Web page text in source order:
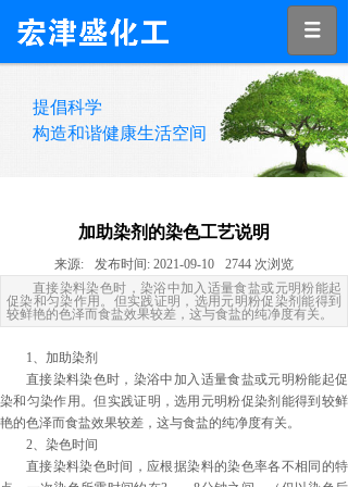
提倡科学
构造和谐健康生活空间
加助染剂的染色工艺说明
来源: 发布时间: 2021-09-10 2744 次浏览
直接染料染色时，染浴中加入适量食盐或元明粉能起
促染和匀染作用。但实践证明，选用元明粉促染剂能得到
较鲜艳的色泽而食盐效果较差，这与食盐的纯净度有关。
1、加助染剂
直接染料染色时，染浴中加入适量食盐或元明粉能起促
染和匀染作用。但实践证明，选用元明粉促染剂能得到较鲜
艳的色泽而食盐效果较差，这与食盐的纯净度有关。
2、染色时间
直接染料染色时间，应根据染料的染色率各不相同的特